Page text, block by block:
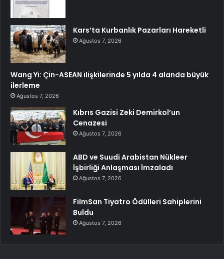
Kars’ta Kurbanlık Pazarları Hareketli
Ağustos 7, 2026
Wang Yi: Çin-ASEAN ilişkilerinde 5 yılda 4 alanda büyük
ilerleme
Ağustos 7, 2026
Kıbrıs Gazisi Zeki Demirkol’un
Cenazesi
Ağustos 7, 2026
ABD ve Suudi Arabistan Nükleer
İşbirliği Anlaşması İmzaladı
Ağustos 7, 2026
FilmSan Tiyatro Ödülleri Sahiplerini
Buldu
Ağustos 7, 2026